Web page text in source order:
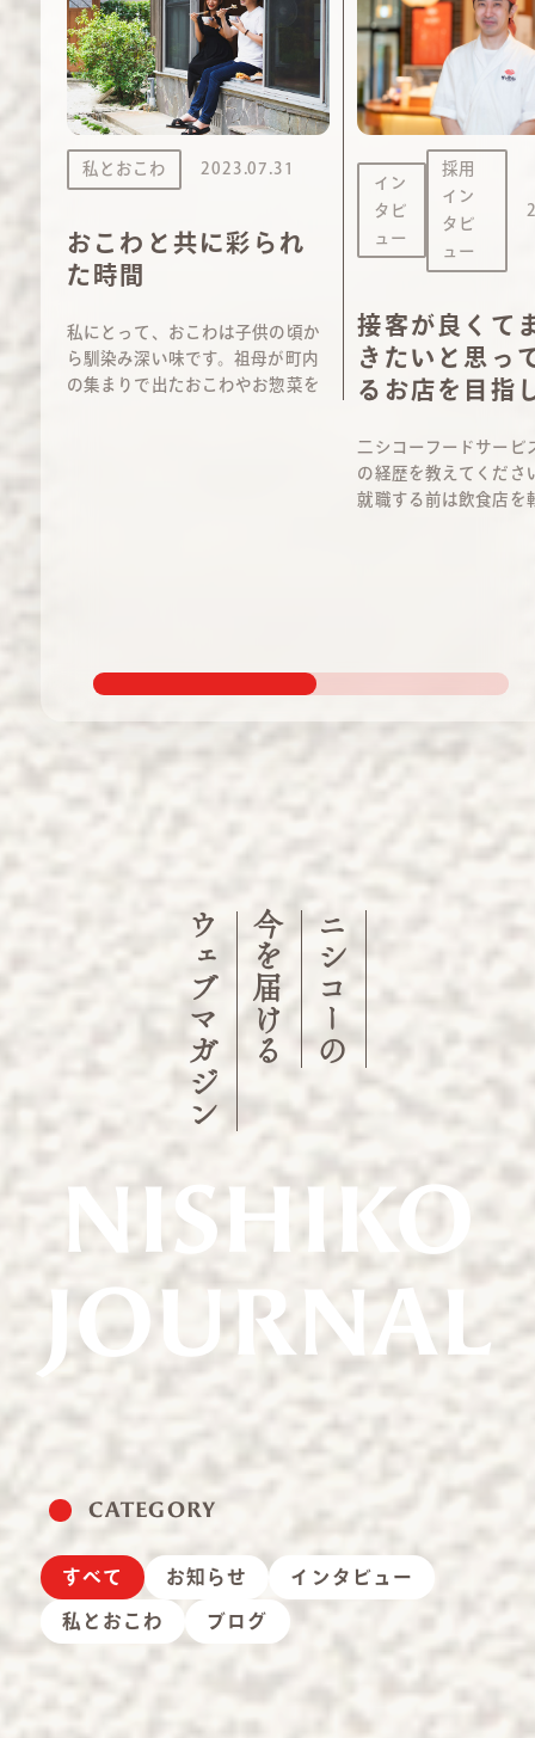
私とおこわ 2023.07.31
おこわと共に彩られ
た時間
私にとって、おこわは子供の頃か
ら馴染み深い味です。祖母が町内
の集まりで出たおこわやお惣菜を
イン
タビ
ュー
採用
イン
タビ
ュー
接客が良くて
きたいと思っ
るお店を目指
二シコーフードサービ
の経歴を教えてくださ
就職する前は飲食店を
NISHIKO
JOURNAL
ニシコーの
今を届ける
ウェブマガジン
CATEGORY
すべて お知らせ インタビュー
私とおこわ ブログ